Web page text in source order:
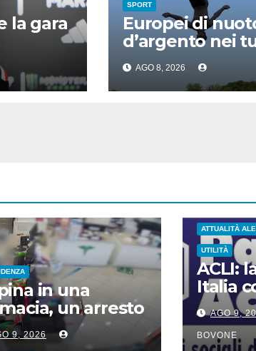
la gara
SPORT
Europei di
d’argento nei
altezze
AGO 8, 2026
in una
un arresto
9, 2026
ATTUALITÀ
UTILITÀ
ACLI:
Italia
Blu UE
AGO 9,
BOVONE